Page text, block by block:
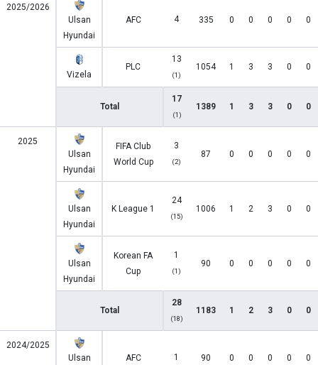
2025/2026
Ulsan
Hyundai
AFC 4 335 0 0 0 0 0
Vizela
PLC
13
(1)
1054 1 3 3 0 0
Total
17
(1)
1389 1 3 3 0 0
2025
Ulsan
Hyundai
FIFA Club
World Cup
3
(2)
87 0 0 0 0 0
Ulsan
Hyundai
K League 1
24
(15)
1006 1 2 3 0 0
Ulsan
Hyundai
Korean FA
Cup
1
(1)
90 0 0 0 0 0
Total
28
(18)
1183 1 2 3 0 0
2024/2025
Ulsan
AFC 1 90 0 0 0 0 0